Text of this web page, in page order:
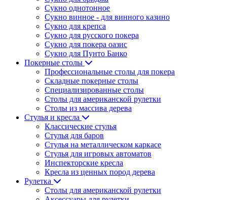
Сукно однотонное
Сукно винное - для винного казино
Сукно для крепса
Сукно для русского покера
Сукно для покера оазис
Сукно для Пунто Банко
Покерные столы
Профессиональные столы для покера
Складные покерные столы
Специализированные столы
Столы для американской рулетки
Столы из массива дерева
Стулья и кресла
Классические стулья
Стулья для баров
Стулья на металлическом каркасе
Стулья для игровых автоматов
Инспекторские кресла
Кресла из ценных пород дерева
Рулетка
Столы для американской рулетки